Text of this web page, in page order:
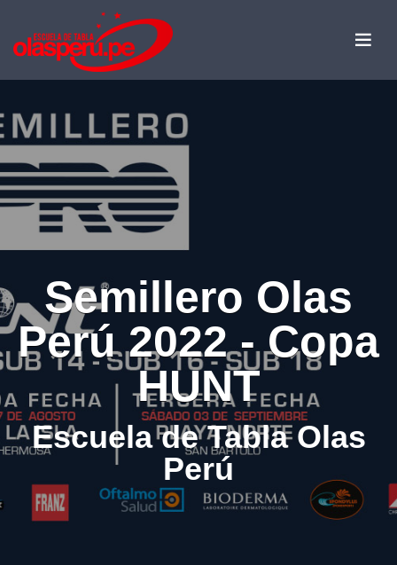
Semillero Olas
Perú 2022 - Copa
HUNT
Escuela de Tabla Olas
Perú